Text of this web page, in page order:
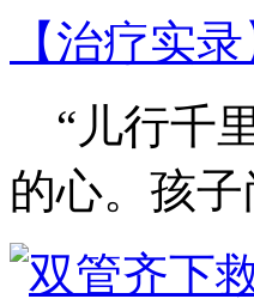
【治疗实
“儿行千
的心。孩